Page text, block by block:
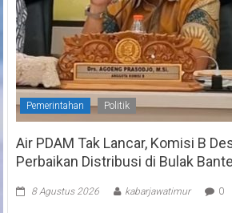
Pemerintahan Politik
Air PDAM Tak Lancar, Komisi B
Perbaikan Distribusi di Bulak
8 Agustus 2026 kabarjawatimur 0